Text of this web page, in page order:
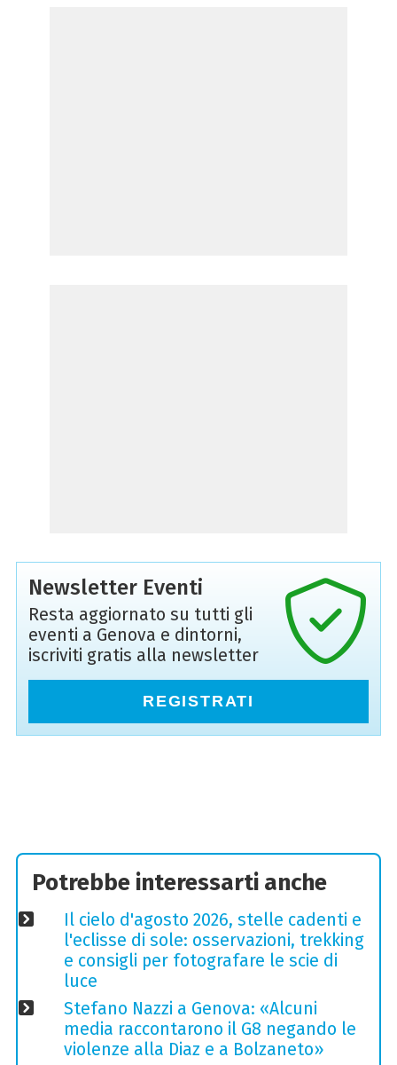
Newsletter Eventi
Resta aggiornato su tutti gli
eventi a Genova e dintorni,
iscriviti gratis alla newsletter
REGISTRATI
Potrebbe interessarti anche
Il cielo d'agosto 2026, stelle cadenti e
l'eclisse di sole: osservazioni, trekking
e consigli per fotografare le scie di
luce
Stefano Nazzi a Genova: «Alcuni
media raccontarono il G8 negando le
violenze alla Diaz e a Bolzaneto»